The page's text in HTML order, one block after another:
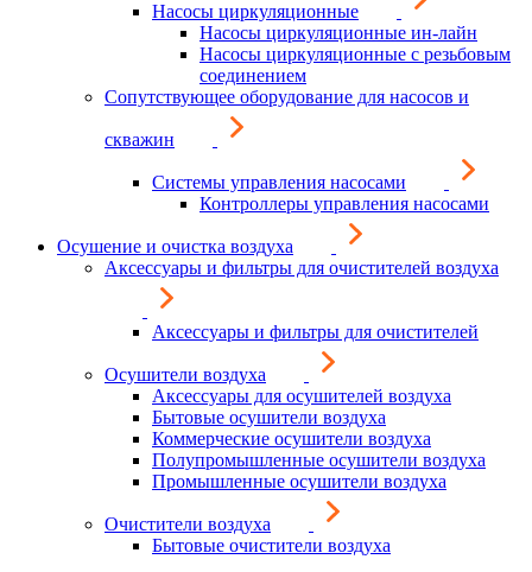
Насосы циркуляционные
Насосы циркуляционные ин-лайн
Насосы циркуляционные с резьбовым
соединением
Сопутствующее оборудование для насосов и
скважин
Системы управления насосами
Контроллеры управления насосами
Осушение и очистка воздуха
Аксессуары и фильтры для очистителей воздуха
Аксессуары и фильтры для очистителей
Осушители воздуха
Аксессуары для осушителей воздуха
Бытовые осушители воздуха
Коммерческие осушители воздуха
Полупромышленные осушители воздуха
Промышленные осушители воздуха
Очистители воздуха
Бытовые очистители воздуха